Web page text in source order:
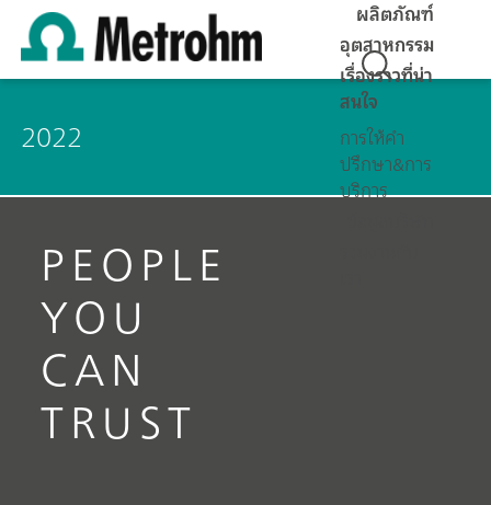
ผลิตภัณฑ์
อุตสาหกรรม
เรื่องราวที่น่า
สนใจ
การให้คำ
ปรึกษา&การ
บริการ
2022
PEOPLE
YOU
CAN
TRUST